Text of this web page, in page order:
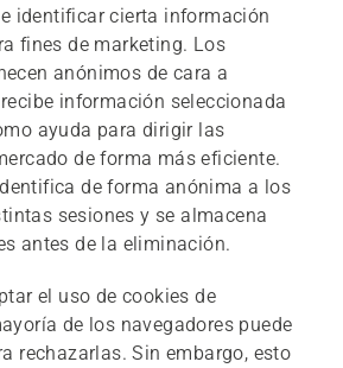
identificar cierta información
fines de marketing. Los
anónimos de cara a
información seleccionada
ayuda para dirigir las
de forma más eficiente.
de forma anónima a los
sesiones y se almacena
antes de la eliminación.
el uso de cookies de
de los navegadores puede
rechazarlas. Sin embargo, esto